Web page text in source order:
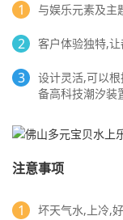
1 与娱乐元素及主
2 客户体验独特,
3
设计灵活,可以
备高科技潮汐装
注意事项
1 坏天气水,上冷,